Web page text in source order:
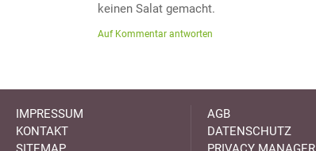
keinen Salat gemacht.
Auf Kommentar antworten
IMPRESSUM
KONTAKT
AGB
DATENSCHUTZ